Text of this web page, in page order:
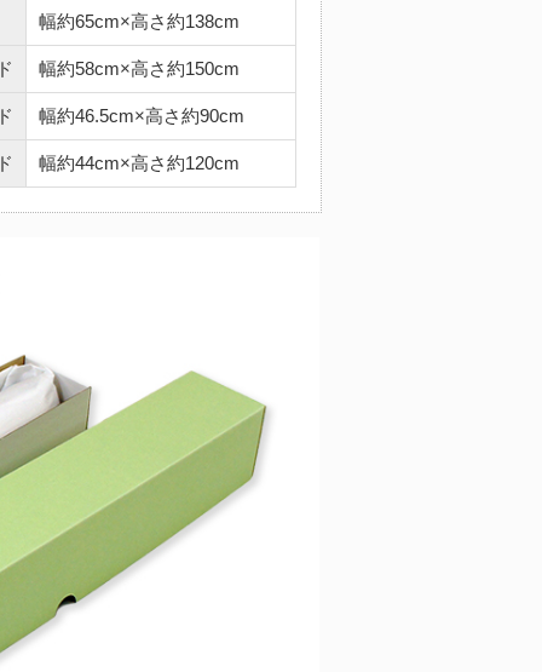
幅約65cm×高さ約138cm
幅約58cm×高さ約150cm
幅約46.5cm×高さ約90cm
幅約44cm×高さ約120cm